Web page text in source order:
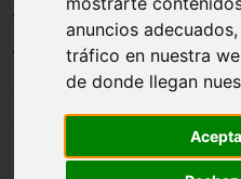
anuncios
tráfico en nuestra
de donde llegan
QUE UN CROSS
30/10/2025